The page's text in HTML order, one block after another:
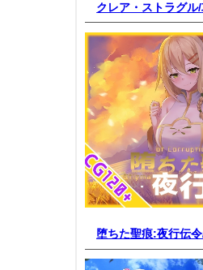
クレア・ストラグル/
堕ちた聖痕:夜行伝